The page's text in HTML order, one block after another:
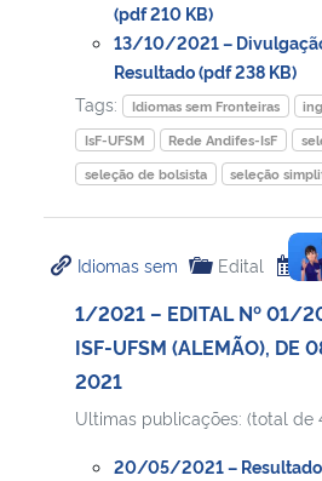
(pdf 210 KB)
13/10/2021 –
Resultado (pdf 238 KB)
Tags:
Idiomas sem Fronteiras
IsF-UFSM
Rede Andifes-IsF
seleção de bolsista
seleção
Idiomas sem Edital
1/2021 – EDITAL Nº 01/
ISF-UFSM (ALEMÃO), DE
2021
Ultimas publicações: (total de
20/05/2021 –